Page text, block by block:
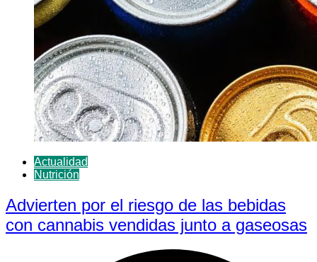
Actualidad
Nutrición
Advierten por el riesgo de las bebidas
con cannabis vendidas junto a gaseosas